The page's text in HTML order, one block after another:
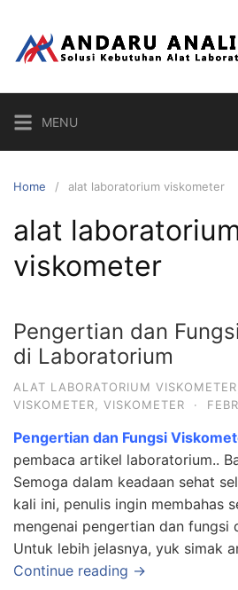
content
MENU
Home alat laboratorium viskometer
alat
viskometer
Pengertian dan
di Laboratorium
ALAT LABORATORIUM VISKOMETER
VISKOMETER
VISKOMETER ·
Pengertian dan Fungsi
pembaca artikel laboratorium..
Semoga dalam keadaan sehat
kali ini, penulis ingin membahas
mengenai pengertian dan fungsi
Untuk lebih jelasnya, yuk simak
Continue reading →